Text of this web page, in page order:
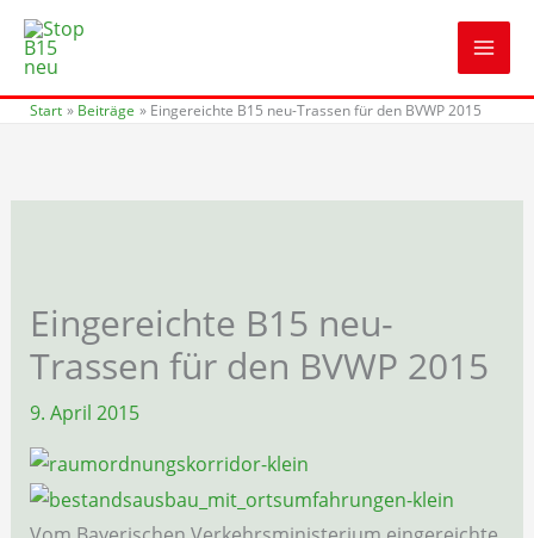
Zum
Inhalt
Start Beiträge Eingereichte B15 neu-Trassen für den BVWP 2015
Eingereichte B15 neu-
Trassen für den BVWP 2015
9. April 2015